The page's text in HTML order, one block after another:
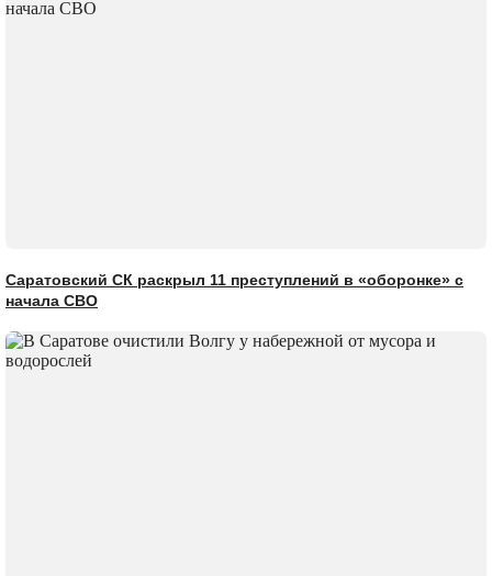
Саратовский СК раскрыл 11 преступлений в «оборонке» с
начала СВО